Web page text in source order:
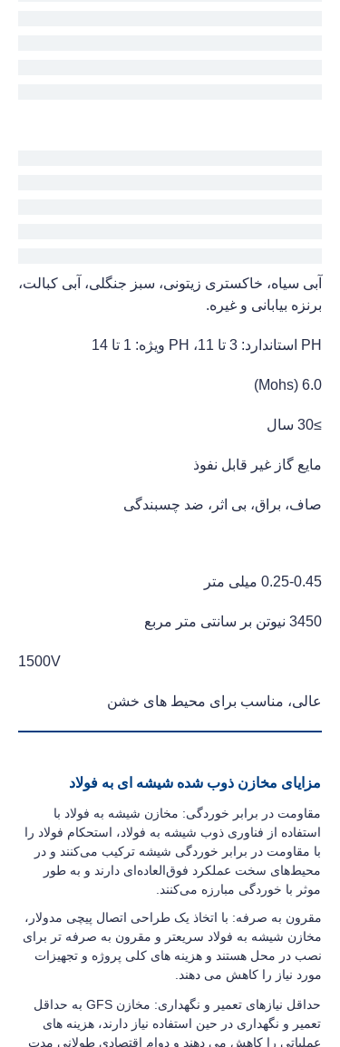
آبی سیاه، خاکستری زیتونی، سبز جنگلی، آبی کبالت،
برنزه بیابانی و غیره.
0.25-0.45 میلی متر
PH استاندارد: 3 تا 11، PH ویژه: 1 تا 14
3450 نیوتن بر سانتی متر مربع
6.0 (Mohs)
≥30 سال
1500V
مایع گاز غیر قابل نفوذ
صاف، براق، بی اثر، ضد چسبندگی
عالی، مناسب برای محیط های خشن
مزایای مخازن ذوب شده شیشه ای به فولاد
مقاومت در برابر خوردگی: مخازن شیشه به فولاد با
استفاده از فناوری ذوب شیشه به فولاد، استحکام فولاد را
با مقاومت در برابر خوردگی شیشه ترکیب می‌کنند و در
محیط‌های سخت عملکرد فوق‌العاده‌ای دارند و به طور
موثر با خوردگی مبارزه می‌کنند.
مقرون به صرفه: با اتخاذ یک طراحی اتصال پیچی مدولار،
مخازن شیشه به فولاد سریعتر و مقرون به صرفه تر برای
نصب در محل هستند و هزینه های کلی پروژه و تجهیزات
مورد نیاز را کاهش می دهند.
حداقل نیازهای تعمیر و نگهداری: مخازن GFS به حداقل
تعمیر و نگهداری در حین استفاده نیاز دارند، هزینه های
عملیاتی را کاهش می دهند و دوام اقتصادی طولانی مدت